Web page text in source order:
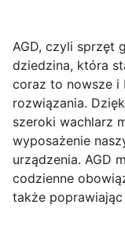
AGD, czyli sprzęt
dziedzina, która
coraz to nowsze i
rozwiązania.
szeroki wachlarz
wyposażenie
urządzenia. AGD
codzienne
także